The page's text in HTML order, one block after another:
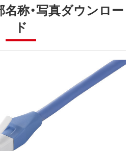
名称・写真ダウンロー
ド